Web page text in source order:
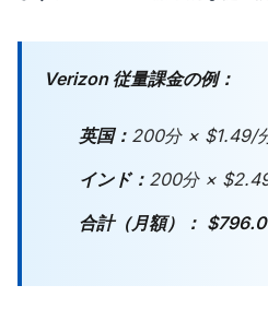
Verizon 従量課金の例：
英国： 200分 × $1.49/
インド： 200分 ×
合計（月額）：